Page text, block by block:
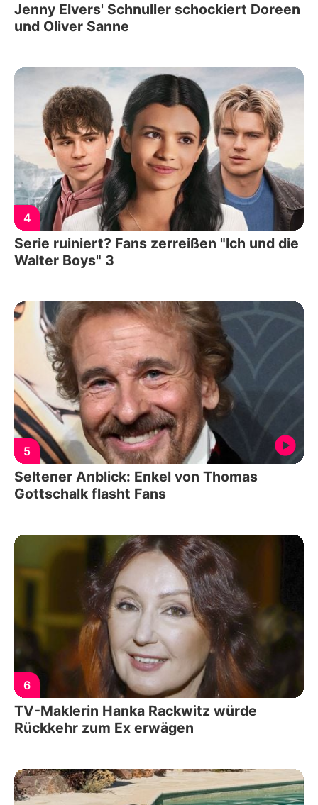
Jenny Elvers' Schnuller schockiert Doreen
und Oliver Sanne
4
Serie ruiniert? Fans zerreißen "Ich und die
Walter Boys" 3
5
Seltener Anblick: Enkel von Thomas
Gottschalk flasht Fans
6
TV-Maklerin Hanka Rackwitz würde
Rückkehr zum Ex erwägen